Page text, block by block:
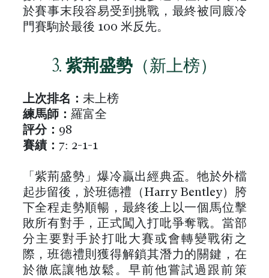
於賽事末段容易受到挑戰，最終被同廄冷
門賽駒於最後 100 米反先。
3.紫荊盛勢 （新上榜）
上次排名： 未上榜
練馬師： 羅富全
評分： 98
賽績： 7: 2-1-1
「紫荊盛勢」爆冷贏出經典盃。牠於外檔
起步留後，於班德禮（Harry Bentley）胯
下全程走勢順暢，最終後上以一個馬位擊
敗所有對手，正式闖入打吡爭奪戰。當部
分主要對手於打吡大賽或會轉變戰術之
際，班德禮則獲得解鎖其潛力的關鍵，在
於徹底讓牠放鬆。早前他嘗試過跟前策